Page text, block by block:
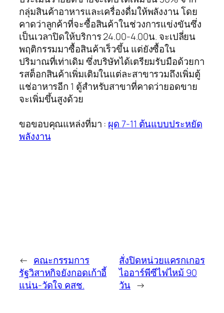
กลุ่มสินค้าอาหารและเครื่องดื่มให้พลังงาน โดย
คาดว่าลูกค้าที่จะซื้อสินค้าในช่วงการแข่งขันซึ่ง
เป็นเวลาปิดให้บริการ 24.00-4.00น. จะเปลี่ยน
พฤติกรรมมาซื้อสินค้าเร็วขึ้น แต่ยังซื้อใน
ปริมาณที่เท่าเดิม ซึ่งบริษัทได้เตรียมรับมือด้วยกา
รสต็อกสินค้าเพิ่มเติมในแต่ละสาขารวมถึงเพิ่มตู้
แช่อาหารอีก 1 ตู้สำหรับสาขาที่คาดว่ายอดขาย
จะเพิ่มขึ้นสูงด้วย
ขอขอบคุณแหล่งที่มา : ผุด 7-11 ต้นแบบประหยัด
พลังงาน
← คณะกรรมการ
รัฐวิสาหกิจยังกอดเก้าอี้
แน่น-วัดใจ คสช.
สั่งปิดหน่วยแครกเกอร
ไออาร์พีซีไฟไหม้ 90
วัน →